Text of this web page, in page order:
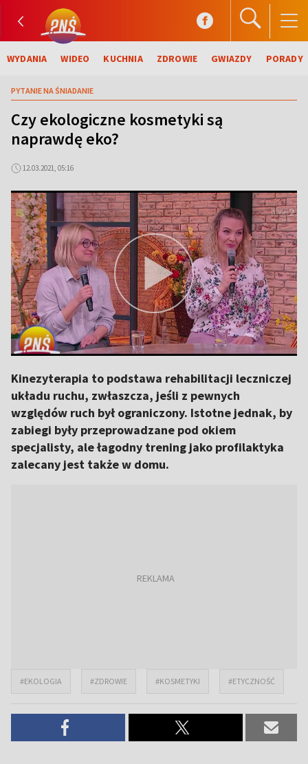
WYDANIA WIDEO KUCHNIA ZDROWIE GWIAZDY PORADY
PYTANIE NA ŚNIADANIE
Czy ekologiczne kosmetyki są
naprawdę eko?
12.03.2021, 05:16
Kinezyterapia to podstawa rehabilitacji leczniczej
układu ruchu, zwłaszcza, jeśli z pewnych
względów ruch był ograniczony. Istotne jednak, by
zabiegi były przeprowadzane pod okiem
specjalisty, ale łagodny trening jako profilaktyka
zalecany jest także w domu.
#EKOLOGIA #ZDROWIE #KOSMETYKI #ETYCZNOŚĆ